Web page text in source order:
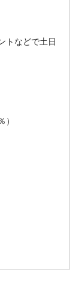
トなどで土日
）